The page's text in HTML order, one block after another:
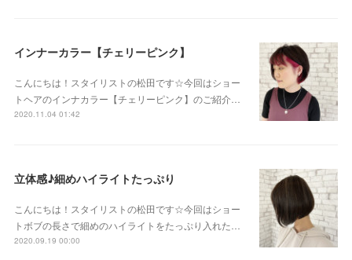
インナーカラー【チェリーピンク】
こんにちは！スタイリストの松田です☆今回はショー
トヘアのインナカラー【チェリーピンク】のご紹介…
2020.11.04 01:42
立体感♪細めハイライトたっぷり
こんにちは！スタイリストの松田です☆今回はショー
トボブの長さで細めのハイライトをたっぷり入れた…
2020.09.19 00:00